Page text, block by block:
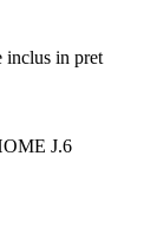
inclus in pret
J.6